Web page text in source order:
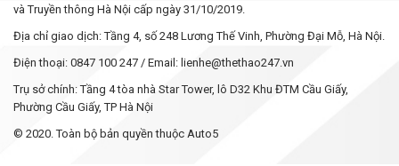
và Truyền thông Hà Nội cấp ngày 31/10/2019.
Địa chỉ giao dịch: Tầng 4, số 248 Lương Thế Vinh, Phường Đại Mỗ, Hà Nội.
Điện thoại: 0847 100 247 / Email: lienhe@thethao247.vn
Trụ sở chính: Tầng 4 tòa nhà Star Tower, lô D32 Khu ĐTM Cầu Giấy,
Phường Cầu Giấy, TP Hà Nội
© 2020. Toàn bộ bản quyền thuộc Auto5